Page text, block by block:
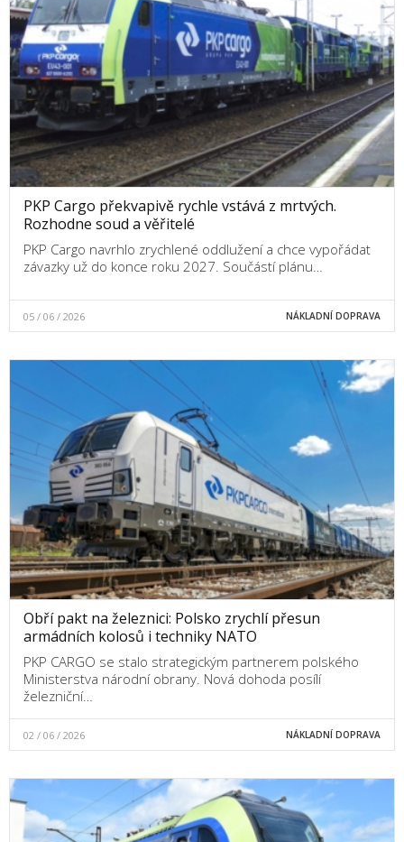
PKP Cargo překvapivě rychle vstává z mrtvých.
Rozhodne soud a věřitelé
PKP Cargo navrhlo zrychlené oddlužení a chce vypořádat
závazky už do konce roku 2027. Součástí plánu…
05 / 06 / 2026 NÁKLADNÍ DOPRAVA
Obří pakt na železnici: Polsko zrychlí přesun
armádních kolosů i techniky NATO
PKP CARGO se stalo strategickým partnerem polského
Ministerstva národní obrany. Nová dohoda posílí
železniční…
02 / 06 / 2026 NÁKLADNÍ DOPRAVA